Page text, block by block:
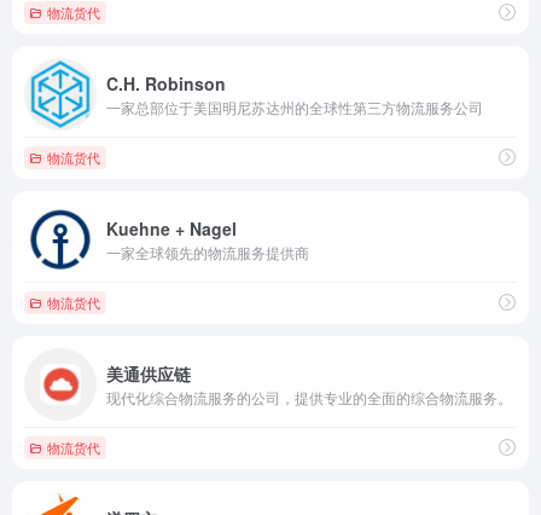
物流货代
C.H. Robinson
一家总部位于美国明尼苏达州的全球性第三方物流服务公司
物流货代
Kuehne + Nagel
一家全球领先的物流服务提供商
物流货代
美通供应链
现代化综合物流服务的公司，提供专业的全面的综合物流服务。
物流货代